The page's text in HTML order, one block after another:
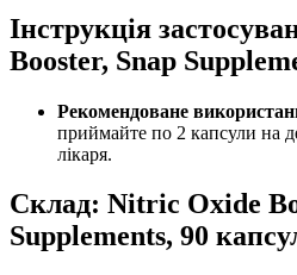
Інструкція
Booster, Snap
Рекомендоване
приймайте по 2 капсули на
лікаря.
Склад: Nitric Oxide
Supplements, 90